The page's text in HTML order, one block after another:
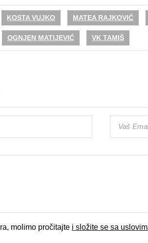
KOSTA VUJKO MATEA RAJKOVIĆ
OGNJEN MATIJEVIĆ VK TAMIŠ
molimo pročitajte i složite se sa